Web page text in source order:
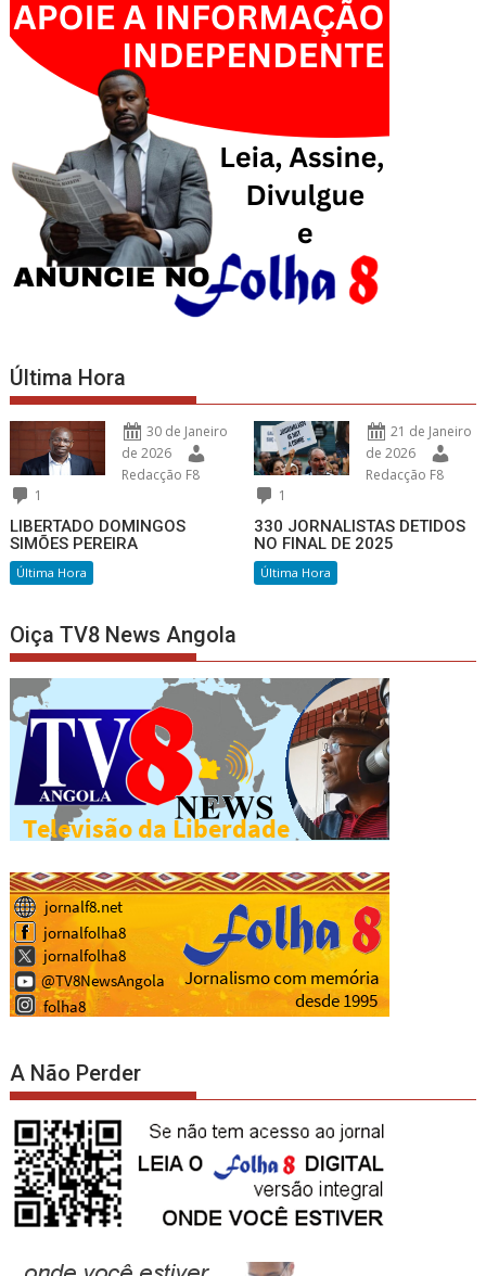
Última Hora
30 de Janeiro
de 2026
Redacção F8
1
LIBERTADO DOMINGOS
SIMÕES PEREIRA
Última Hora
21 de Janeiro
de 2026
Redacção F8
1
330 JORNALISTAS DETIDOS
NO FINAL DE 2025
Última Hora
Oiça TV8 News Angola
A Não Perder